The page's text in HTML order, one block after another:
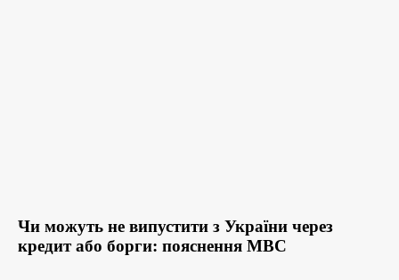
Чи можуть не випустити з України через
кредит або борги: пояснення МВС